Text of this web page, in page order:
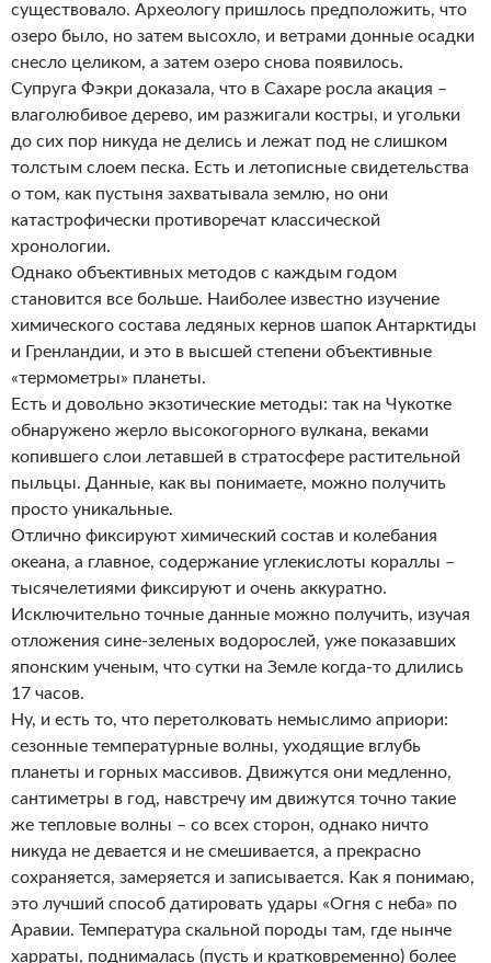
существовало. Археологу пришлось предположить, что
озеро было, но затем высохло, и ветрами донные осадки
снесло целиком, а затем озеро снова появилось.
Супруга Фэкри доказала, что в Сахаре росла акация –
влаголюбивое дерево, им разжигали костры, и угольки
до сих пор никуда не делись и лежат под не слишком
толстым слоем песка. Есть и летописные свидетельства
о том, как пустыня захватывала землю, но они
катастрофически противоречат классической
хронологии.
Однако объективных методов с каждым годом
становится все больше. Наиболее известно изучение
химического состава ледяных кернов шапок Антарктиды
и Гренландии, и это в высшей степени объективные
«термометры» планеты.
Есть и довольно экзотические методы: так на Чукотке
обнаружено жерло высокогорного вулкана, веками
копившего слои летавшей в стратосфере растительной
пыльцы. Данные, как вы понимаете, можно получить
просто уникальные.
Отлично фиксируют химический состав и колебания
океана, а главное, содержание углекислоты кораллы –
тысячелетиями фиксируют и очень аккуратно.
Исключительно точные данные можно получить, изучая
отложения сине-зеленых водорослей, уже показавших
японским ученым, что сутки на Земле когда-то длились
17 часов.
Ну, и есть то, что перетолковать немыслимо априори:
сезонные температурные волны, уходящие вглубь
планеты и горных массивов. Движутся они медленно,
сантиметры в год, навстречу им движутся точно такие
же тепловые волны – со всех сторон, однако ничто
никуда не девается и не смешивается, а прекрасно
сохраняется, замеряется и записывается. Как я понимаю,
это лучший способ датировать удары «Огня с неба» по
Аравии. Температура скальной породы там, где нынче
харраты, поднималась (пусть и кратковременно) более